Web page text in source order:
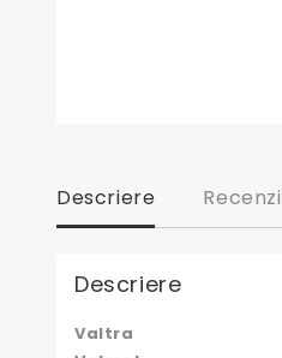
Descriere
Descriere
Valtra